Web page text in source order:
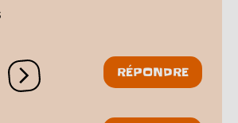
Ouvrir les réactions
RÉPONDRE